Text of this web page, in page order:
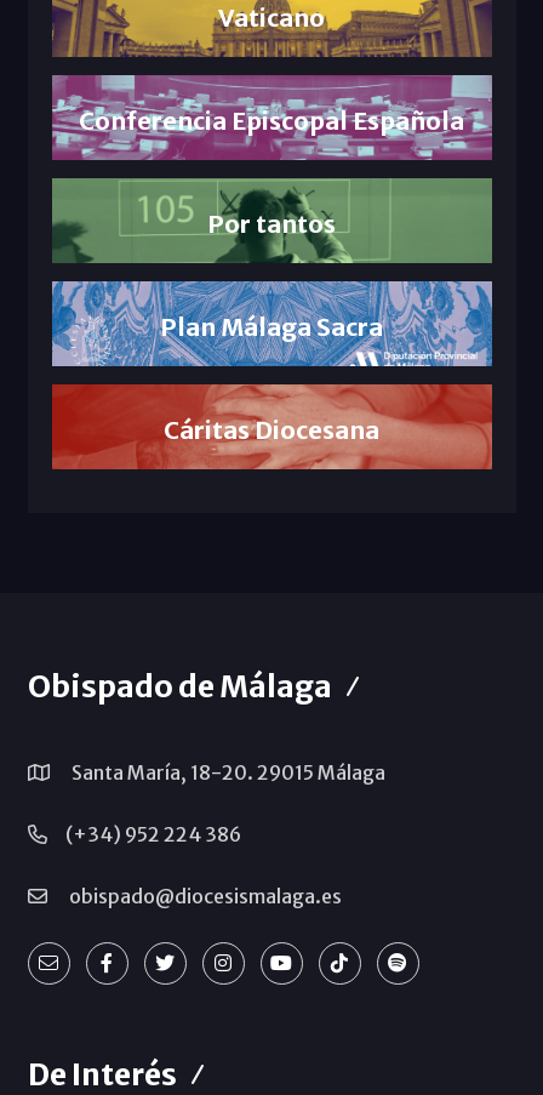
Vaticano
Conferencia Episcopal Española
Por tantos
Plan Málaga Sacra
Cáritas Diocesana
Obispado de Málaga
Santa María, 18-20. 29015 Málaga
(+34) 952 224 386
obispado@diocesismalaga.es
De Interés